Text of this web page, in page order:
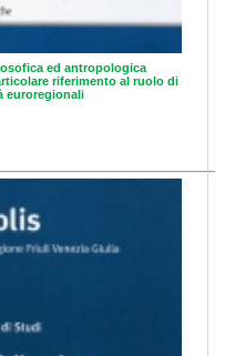
ed antropologica
riferimento al ruolo di
euroregionali